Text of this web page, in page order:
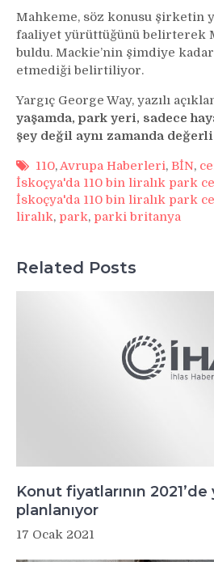
Mahkeme, söz konusu şirketin
faaliyet yürüttüğünü belirterek
buldu. Mackie’nin şimdiye
etmediği belirtiliyor.
Yargıç George Way, yazılı
yaşamda, park yeri, sadece
şey değil aynı zamanda
110,Avrupa Haberleri, BİN,
İskoçya'da 110 bin liralık park
İskoçya'da 110 bin liralık park
liralık, park, parki britanya
Related Posts
Konut fiyatlarının
planlanıyor
17 Ocak 2021